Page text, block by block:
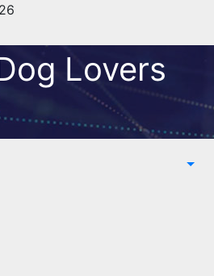
Lovers